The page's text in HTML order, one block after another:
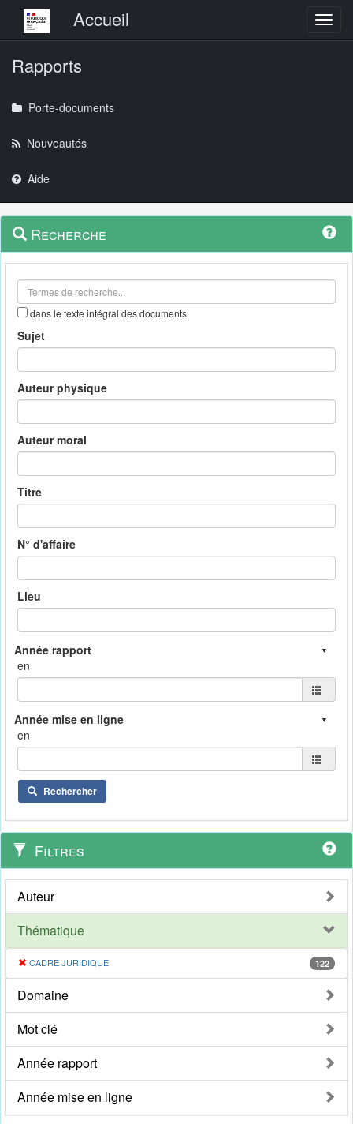
Menu principalAccueil
Rapports
Porte-documents
Nouveautés
Aide
Navigation
outils
Menu
contextuel
Recherche
dans le texte intégral des documents
Sujet
Auteur physique
Auteur moral
Titre
N° d'affaire
Lieu
en
en
Rechercher
Filtres
Auteur
Thématique
CADRE JURIDIQUE 122
Domaine
Mot clé
Année rapport
Année mise en ligne